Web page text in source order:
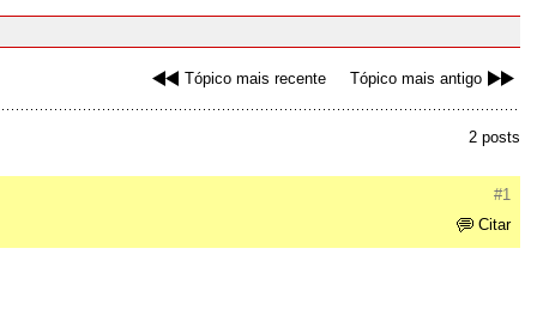
Tópico mais recente Tópico mais antigo
2 posts
#1
Citar